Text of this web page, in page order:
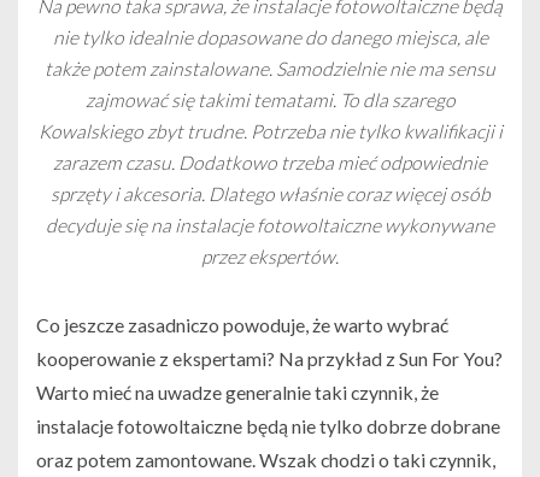
Na pewno taka sprawa, że instalacje fotowoltaiczne będą
nie tylko idealnie dopasowane do danego miejsca, ale
także potem zainstalowane. Samodzielnie nie ma sensu
zajmować się takimi tematami. To dla szarego
Kowalskiego zbyt trudne. Potrzeba nie tylko kwalifikacji i
zarazem czasu. Dodatkowo trzeba mieć odpowiednie
sprzęty i akcesoria. Dlatego właśnie coraz więcej osób
decyduje się na instalacje fotowoltaiczne wykonywane
przez ekspertów.
Co jeszcze zasadniczo powoduje, że warto wybrać
kooperowanie z ekspertami? Na przykład z Sun For You?
Warto mieć na uwadze generalnie taki czynnik, że
instalacje fotowoltaiczne będą nie tylko dobrze dobrane
oraz potem zamontowane. Wszak chodzi o taki czynnik,